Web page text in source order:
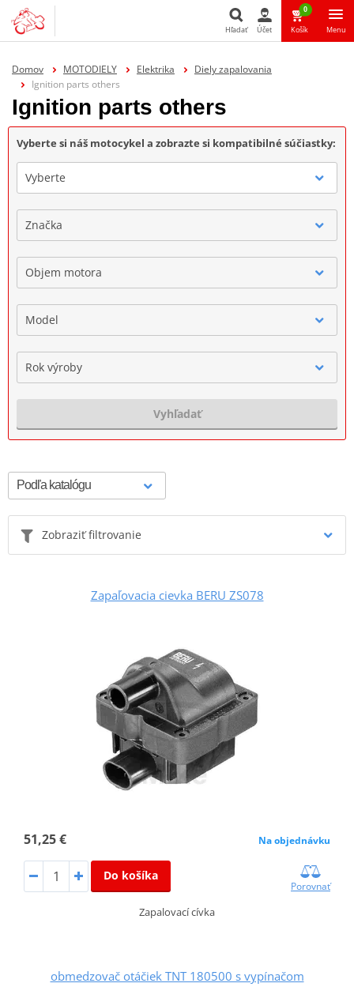
Hľadať Účet
0
Košík Menu
Domov MOTODIELY Elektrika
Diely zapalovania
Ignition parts others
Ignition parts others
Vyberte si náš motocykel a zobrazte si kompatibilné súčiastky:
Vyberte
Značka
Objem motora
Model
Rok výroby
Vyhľadať
Zobraziť filtrovanie
Zapaľovacia cievka BERU ZS078
51,25 € Na objednávku
Do košíka
Porovnať
Zapalovací cívka
obmedzovač otáčiek TNT 180500 s vypínačom